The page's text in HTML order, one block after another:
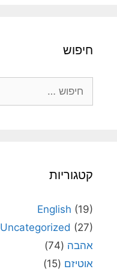
חיפוש
קטגוריות
English (19)
Uncategorized (27)
אהבה (74)
אוטיזם (15)